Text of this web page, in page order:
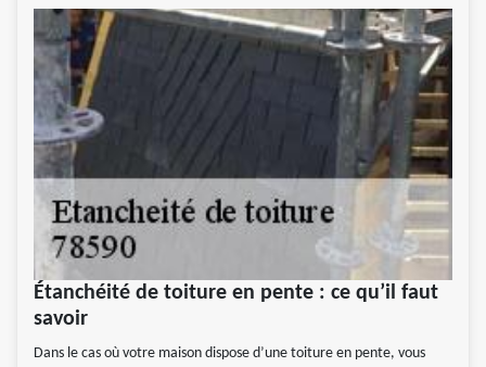
Étanchéité de toiture en pente : ce qu’il faut
savoir
Dans le cas où votre maison dispose d’une toiture en pente, vous